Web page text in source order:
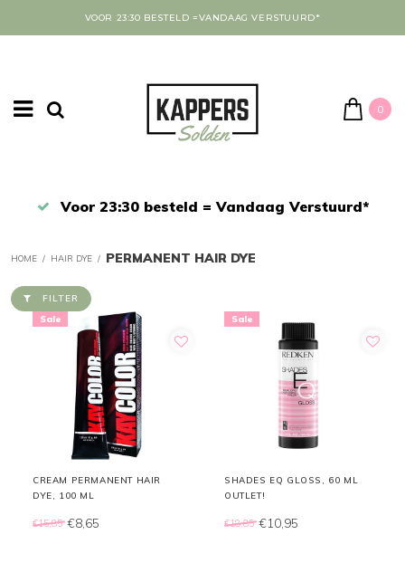
VOOR 23:30 BESTELD =VANDAAG VERSTUURD*
0
Afrekenen in een veilige omgeving
HOME / HAIR DYE / PERMANENT HAIR DYE
FILTER
Sale
CREAM PERMANENT HAIR
DYE, 100 ML
€15,85 €8,65
Sale
SHADES EQ GLOSS, 60 ML
OUTLET!
€18,85 €10,95